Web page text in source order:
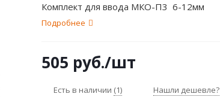
Комплект для ввода МКО-П3 6-12мм
Подробнее
505 руб./шт
Есть в наличии (1) Нашли дешевле?